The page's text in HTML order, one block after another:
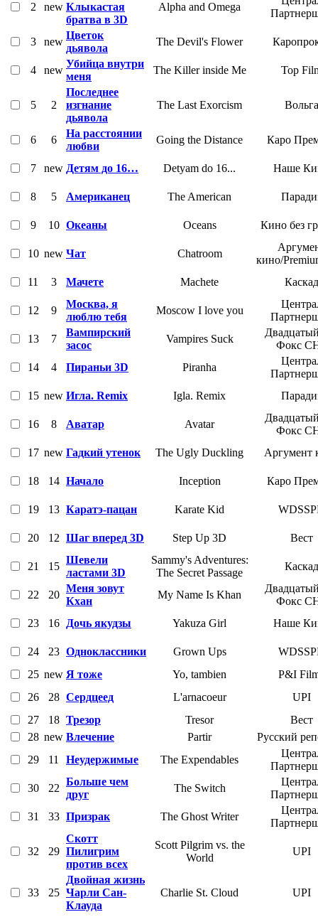
2 new Клыкастая
братва в 3D
Alpha and Omega
3 new
Цветок
дьявола
The Devil's Flower
4 new
Убийца внутри
меня
The Killer inside Me Top
5 2
Последнее
изгнание
дьявола
The Last Exorcism Вольга
6 6
На расстоянии
любви
Going the Distance Каро
7 new Детям до 16… Detyam do 16... Наше
8 5 Американец The American
9 10 Океаны Oceans Кино без
10 new Чат Chatroom
кино/
11
3 Мачете Machete Каскад
12 9
Москва, я
люблю тебя
Moscow I love you
13
7
Вампирский
засос
Vampires Suck
Фокс
14
4 Пираньи 3D Piranha
15 new Игла. Remix Igla. Remix
16 8 Аватар Avatar
Фокс
17 new Гадкий утенок The Ugly Duckling Аргумент
18 14 Начало Inception Каро
19 13 Каратэ-пацан Karate Kid
20 12 Шаг вперед 3D Step Up 3D Вест
21 15
Шевели
ластами 3D
Sammy's Adventures:
The Secret Passage
Каскад
22 20
Меня зовут
Кхан
My Name Is Khan
Фокс
23
16 Дочь якудзы Yakuza Girl Наше
24 23 Одноклассники Grown Ups
25 new Я тоже Yo, tambien
P&I
26
28 Сердцеед L'arnacoeur
UPI
27
18 Трезор Tresor
Вест
28 new Влечение Partir
Русский
29
11 Неудержимые The Expendables
30
22
Больше чем
друг
The Switch
31
33 Призрак The Ghost Writer
32 29
Скотт
Пилигрим
против всех
Scott Pilgrim vs. the
World
UPI
33 25
Двойная жизнь
Чарли Сан-
Клауда
Charlie St. Cloud UPI